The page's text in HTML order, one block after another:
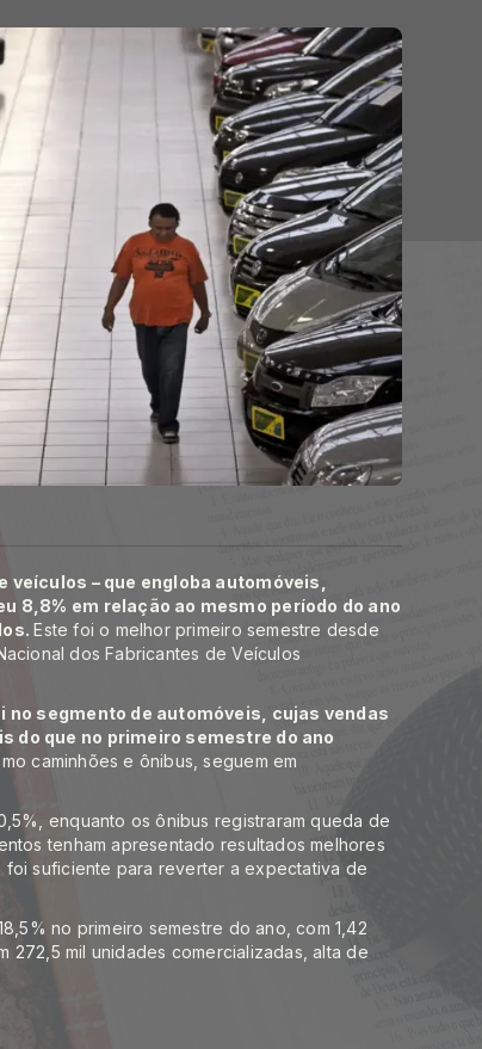
– que engloba automóveis,
8,8% em relação ao mesmo período do ano
Este foi o melhor primeiro semestre desde
dos Fabricantes de Veículos
segmento de automóveis, cujas vendas
do que no primeiro semestre do ano
caminhões e ônibus, seguem em
enquanto os ônibus registraram queda de
tenham apresentado resultados melhores
suficiente para reverter a expectativa de
no primeiro semestre do ano, com 1,42
272,5 mil unidades comercializadas, alta de